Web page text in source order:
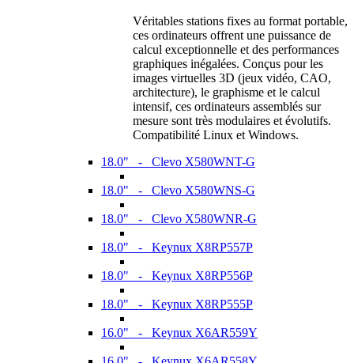
Véritables stations fixes au format portable,
ces ordinateurs offrent une puissance de
calcul exceptionnelle et des performances
graphiques inégalées. Conçus pour les
images virtuelles 3D (jeux vidéo, CAO,
architecture), le graphisme et le calcul
intensif, ces ordinateurs assemblés sur
mesure sont très modulaires et évolutifs.
Compatibilité Linux et Windows.
18.0" - Clevo X580WNT-G
18.0" - Clevo X580WNS-G
18.0" - Clevo X580WNR-G
18.0" - Keynux X8RP557P
18.0" - Keynux X8RP556P
18.0" - Keynux X8RP555P
16.0" - Keynux X6AR559Y